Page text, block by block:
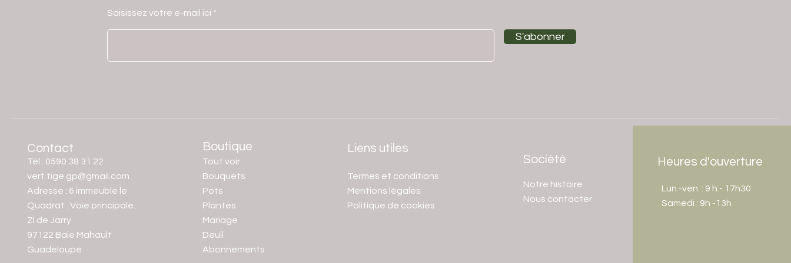
Saisissez votre e-mail ici
S'abonner
Contact
Tél.: 0590 38 31 22
vert.tige.gp@gmail.com
Adresse : 6 immeuble le
Quadrat . Voie principale.
ZI de Jarry
97122 Baie Mahault
Guadeloupe
Boutique
Tout voir
Bouquets
Pots
Plantes
Mariage
Deuil
Abonnements
Liens utiles
Termes et conditions
Mentions légales
Politique de cookies
Société
Notre histoire
Nous contacter
Heures d'ouverture
Lun.-ven. : 9 h - 17h30
​​Samedi : 9h -13h